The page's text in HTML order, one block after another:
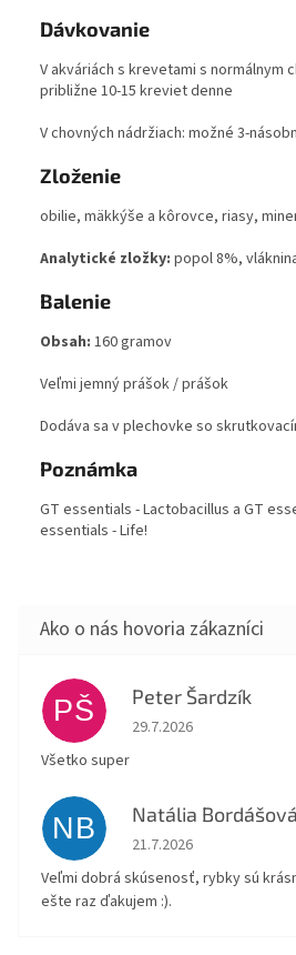
Dávkovanie
V akváriách s krevetami s normálnym
približne 10-15 kreviet denne
V chovných nádržiach: možné 3-
Zloženie
obilie, mäkkýše a kôrovce, riasy,
Analytické zložky: popol 8%,
Balenie
Obsah: 160 gramov
Veľmi jemný prášok / prášok
Dodáva sa v plechovke so
Poznámka
GT essentials - Lactobacillus a GT
essentials - Life!
PŠ Peter Šardzík
Hodnotenie obchodu je
29.7.2026
Všetko super
NB Natália Bordášová
Hodnotenie obchodu je
21.7.2026
Veľmi dobrá skúsenosť, rybky sú
ešte raz ďakujem :).